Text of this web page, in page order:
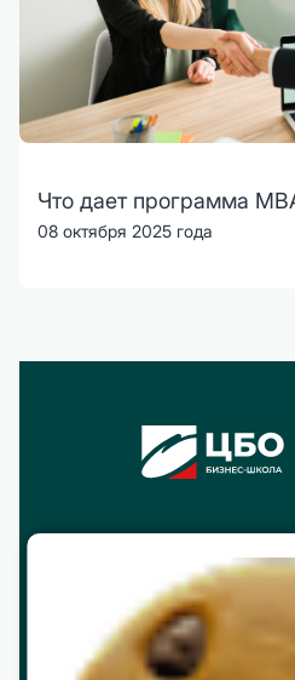
Что дает программа
08 октября 2025 года
История